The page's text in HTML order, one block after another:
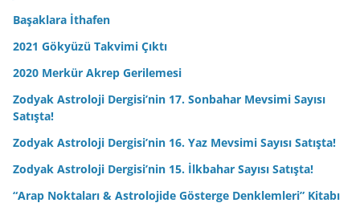
2020 Gökyüzü Takvimi Çıktı
Mars Terazi Burcunda (2019 Ekim)
Zodyak Astroloji Dergisi’nin 13. Sonbahar Sayısı Satışta!
Tuzla’da Kimyasal Alarmı
Balık Burcunda Dolunay